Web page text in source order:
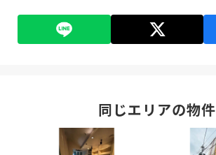
同じエリアの物件